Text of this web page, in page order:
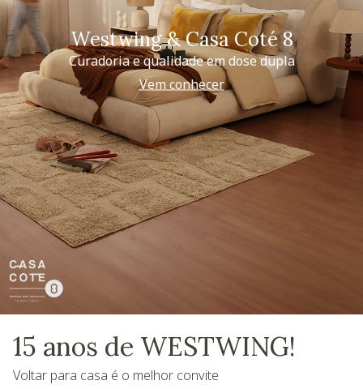
Westwing & Casa Coté 8
Curadoria e qualidade em dose dupla
Vem conhecer
15 anos de WESTWING!
Voltar para casa é o melhor convite